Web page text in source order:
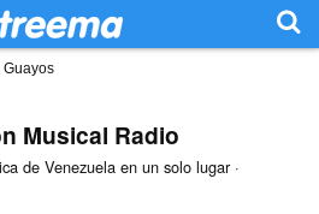
Guayos
Musical Radio
de Venezuela en un solo lugar ·